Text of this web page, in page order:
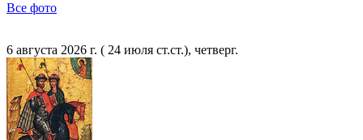
Все фото
6 августа 2026 г. ( 24 июля ст.ст.), четверг.